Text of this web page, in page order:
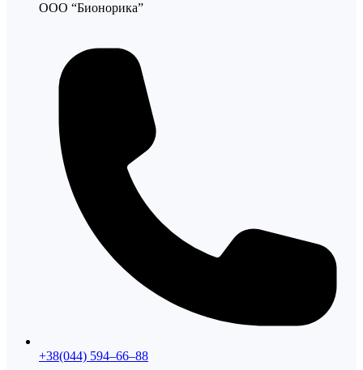
ООО “Бионорика”
+38(044) 594–66–88